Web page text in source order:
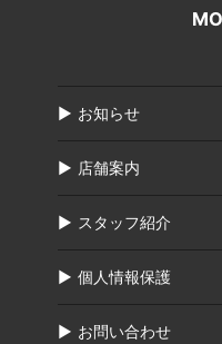
お知らせ
店舗案内
スタッフ紹介
個人情報保護
お問い合わせ